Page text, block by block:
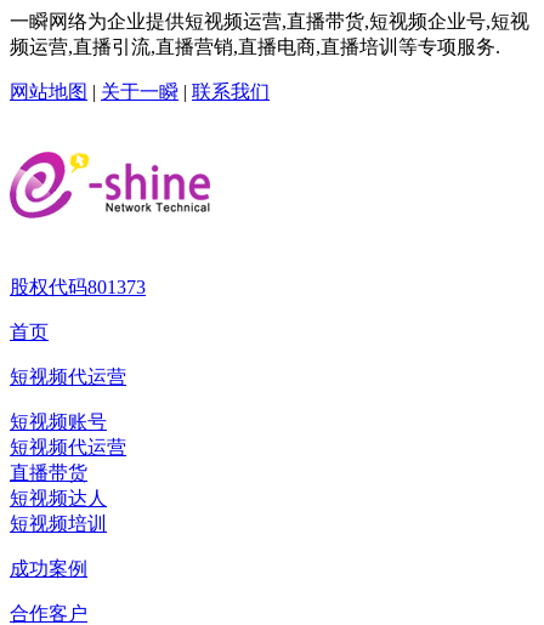
一瞬网络为企业提供短视频运营,直播带货,短视频企业号,短视
频运营,直播引流,直播营销,直播电商,直播培训等专项服务.
网站地图 | 关于一瞬 | 联系我们
股权代码801373
首页
短视频代运营
短视频账号
短视频代运营
直播带货
短视频达人
短视频培训
成功案例
合作客户